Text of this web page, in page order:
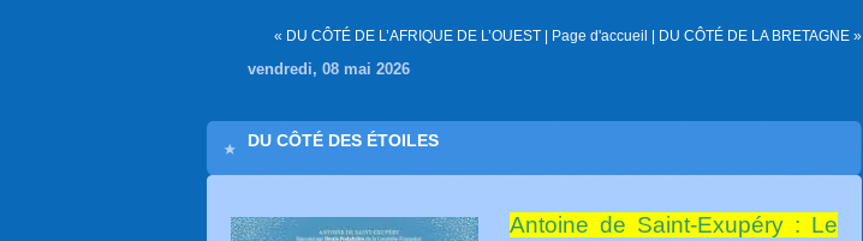
« DU CÔTÉ DE L’AFRIQUE DE L’OUEST | Page d'accueil | DU CÔTÉ DE LA BRETAGNE »
vendredi, 08 mai 2026
DU CÔTÉ DES ÉTOILES
Antoine de Saint-Exupéry : Le